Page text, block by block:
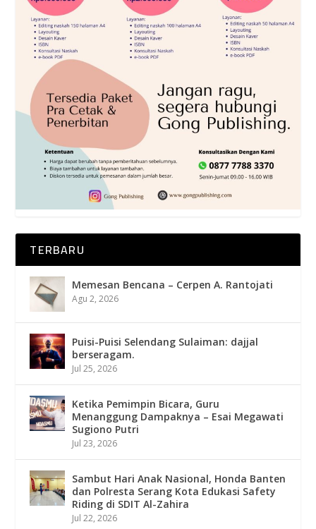
TERBARU
Memesan Bencana – Cerpen A. Rantojati
Agu 2, 2026
Puisi-Puisi Selendang Sulaiman: dajjal
berseragam.
Jul 25, 2026
Ketika Pemimpin Bicara, Guru
Menanggung Dampaknya – Esai Megawati
Sugiono Putri
Jul 23, 2026
Sambut Hari Anak Nasional, Honda Banten
dan Polresta Serang Kota Edukasi Safety
Riding di SDIT Al-Zahira
Jul 22, 2026